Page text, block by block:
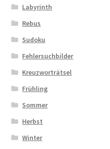
Labyrinth
Rebus
Sudoku
Fehlersuchbilder
Kreuzworträtsel
Frühling
Sommer
Herbst
Winter